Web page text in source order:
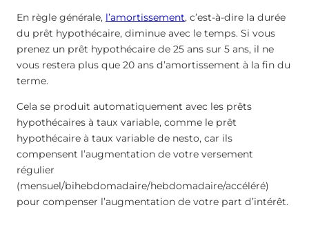
En règle générale, l’amortissement, c’est-à-dire la durée
du prêt hypothécaire, diminue avec le temps. Si vous
prenez un prêt hypothécaire de 25 ans sur 5 ans, il ne
vous restera plus que 20 ans d’amortissement à la fin du
terme.
Cela se produit automatiquement avec les prêts
hypothécaires à taux variable, comme le prêt
hypothécaire à taux variable de nesto, car ils
compensent l’augmentation de votre versement
régulier
(mensuel/bihebdomadaire/hebdomadaire/accéléré)
pour compenser l’augmentation de votre part d’intérêt.